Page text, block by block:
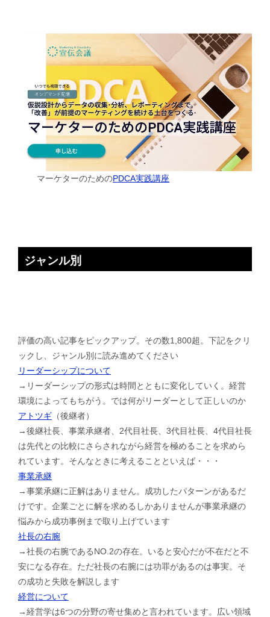
マーケターのためのPDCA実践講座
ジャンル別
評価の高い記事をピックアップ。その数1,800超。下記をクリ
ックし、ジャンル別に読み進めてください
リーダーシップについて
→リーダーシップの形式は時間とともに変化していく。経営
環境によってもちがう。では何がリーダーとして正しいのか
アトツギ （後継者）
→後継社長、事業承継者、2代目社長、3代目社長、4代目社長
は先代との比較にさらされながら経営を極めることを求めら
れています。そんなときに考えることといえば・・・
事業承継
→事業承継に正解はありません。成功したパターンがあるだ
けです。企業ごとに解を求めるしかありませんが事業承継の
悩みから成功事例まで取り上げています
社長の右腕
→社長の右腕であるNO.2の存在。いると安心だが不在だと不
安になる存在。ただ社長の右腕には功罪があるのは事実。そ
の成功と失敗を解説します
経営について
→経営学は6つの分野の寄せ集めと言われています。広い領域